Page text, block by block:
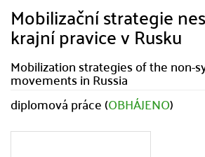
Mobilizační strategie
krajní pravice v Rusku
Mobilization strategies of the non-
movements in Russia
diplomová práce (OBHÁJENO)